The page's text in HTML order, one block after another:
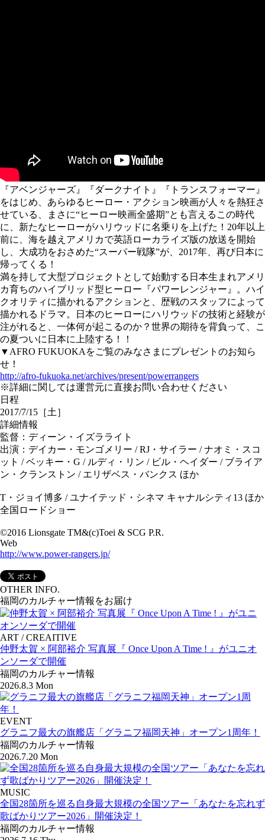
『アベンジャーズ』『ダークナイト』『トランスフォーマー』
をはじめ、あらゆるヒーロー・アクション映画が人々を熱狂さ
せている、まさに“ヒーロー映画全盛期”とも言えるこの時代
に、新たなヒーローがハリウッドに名乗りを上げた！20年以上
前に、海を越えアメリカで英語ローカライズ版の放送を開始
し、大成功をおさめた“スーパー戦隊”が、2017年、再び日本に
帰ってくる！
満を持して大型プロジェクトとして始動する日本生まれアメリ
カ育ちのハイブリッド型ヒーロー『パワーレンジャー』。ハイ
クオリティに描かれるアクションと、歴戦のスタッフによって
描かれるドラマ。日本のヒーローにハリウッドの技術と経験が
注がれると、一体何が起こるのか？世界の期待を背負って、こ
の夏ついに日本に上陸する！！
▼AFRO FUKUOKAをご覧のみなさまにプレゼントのお知ら
せ！
http://afro-fukuoka.net/archives/present/powerrangers
※詳細に関しては運営元に直接お問い合わせください
日程
2017/7/15［土］
詳細情報
監督：ディーン・イズラライト
出演：デイカー・モンゴメリー / RJ・サイラー / ナオミ・スコ
ット / ベッキー・G / ルディ・リン / ビル・ヘイダー / ブライア
ン・クランストン / エリザベス・バンクス ほか
T・ジョイ博多 / ユナイテッド・シネマ キャナルシティ13 ほか
全国ロードショー
©2016 Lionsgate TM&(c)Toei & SCG P.R.
Web
http://www.power-rangers.jp/
OTHER INFO.
福岡のカルチャー情報をお届け
ART / CREAITIVE
仲野太賀 × 阿部裕介 写真展『 Once Upon A Time ! 』がユニオ
ンソーダで開催
福岡のカルチャー情報
2026.8.3 Mon
EVENT
グラニフ最大の旗艦店「グラニフ福岡天神」オープン1周年！
福岡のカルチャー情報
2026.7.20 Mon
MUSIC
全国28箇所を巡る自身最大規模の全国ツアー「あなたを忘れず
歌ばかりツアー2026」開催決定！
福岡のカルチャー情報